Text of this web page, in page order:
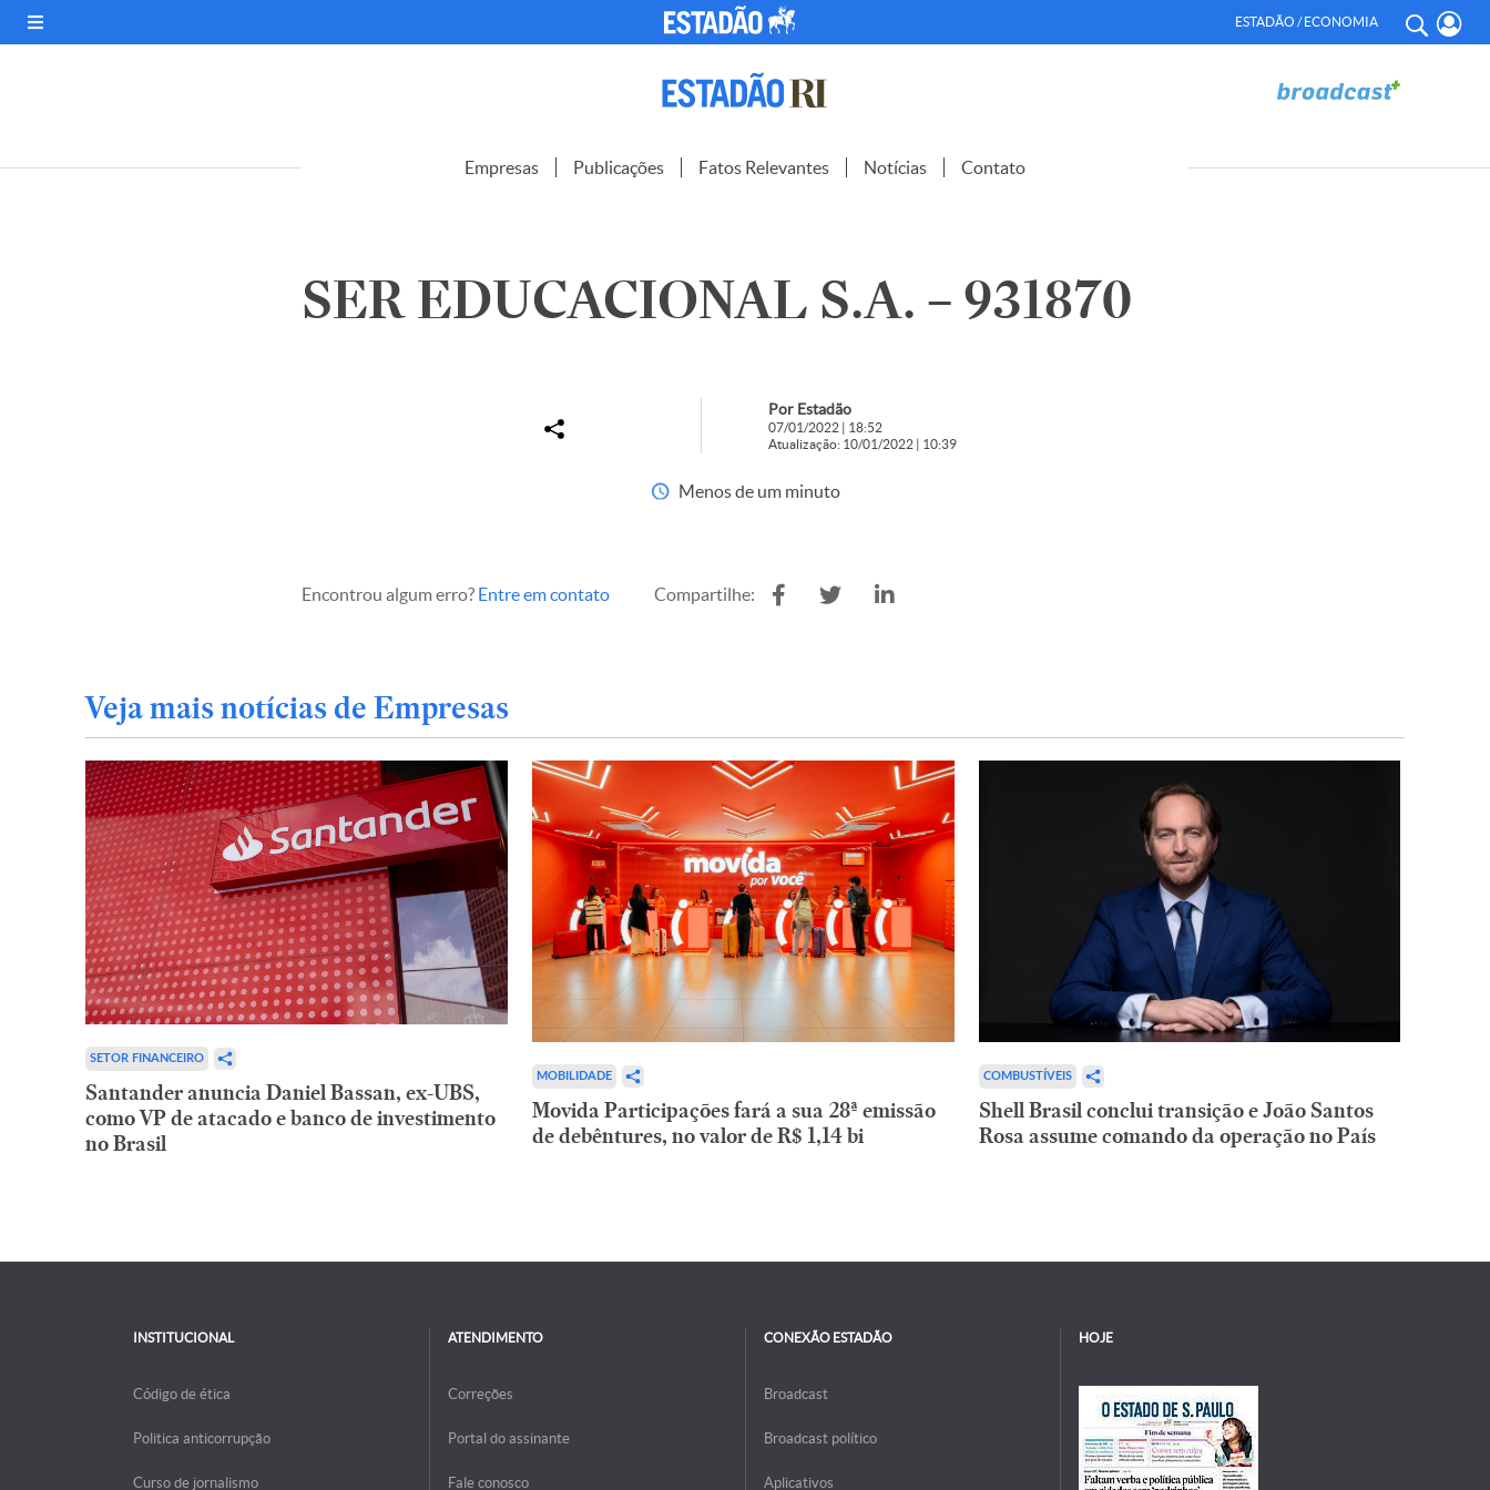
ESTADÃO / ECONOMIA
Empresas Publicações Fatos Relevantes Notícias Contato
SER EDUCACIONAL S.A. – 931870
Por Estadão
07/01/2022 | 18:52
Atualização: 10/01/2022 | 10:39
Menos de um minuto
Encontrou algum erro? Entre em contato Compartilhe:
Veja mais notícias de Empresas
SETOR FINANCEIRO
Santander anuncia Daniel Bassan, ex-UBS,
como VP de atacado e banco de investimento
no Brasil
MOBILIDADE
Movida Participações fará a sua 28ª emissão
de debêntures, no valor de R$ 1,14 bi
COMBUSTÍVEIS
Shell Brasil conclui transição e João Santos
Rosa assume comando da operação no País
INSTITUCIONAL
Código de ética
Politica anticorrupção
Curso de jornalismo
ATENDIMENTO
Correções
Portal do assinante
Fale conosco
CONEXÃO ESTADÃO
Broadcast
Broadcast político
Aplicativos
HOJE